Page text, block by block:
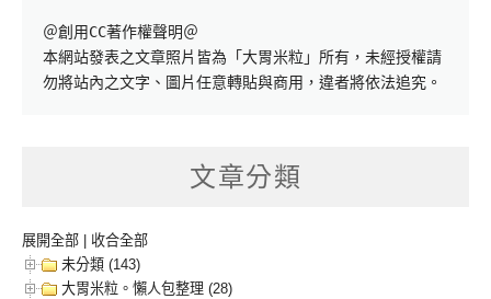
＠創用CC著作權聲明＠
本網站發表之文章照片皆為「大胃米粒」所有，未經授權請
勿將站內之文字、圖片任意轉貼與商用，違者將依法追究。
文章分類
展開全部 | 收合全部
未分類 (143)
大胃米粒。懶人包整理 (28)